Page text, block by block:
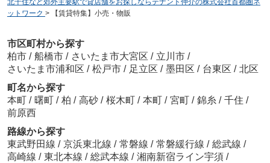
ットワーク > 【賃貸特集】小売・物販
市区町村から探す
柏市 / 船橋市 / さいたま市大宮区 / 立川市 /
さいたま市浦和区 / 松戸市 / 足立区 / 墨田区 / 台東区 / 北区
町名から探す
本町 / 曙町 / 柏 / 高砂 / 桜木町 / 本町 / 宮町 / 錦糸 / 千住 /
前原西
路線から探す
東武野田線 / 京浜東北線 / 常磐線 / 常磐緩行線 / 総武線 /
高崎線 / 東北本線 / 総武本線 / 湘南新宿ライン宇須 /